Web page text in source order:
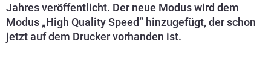
Jahres veröffentlicht. Der neue Modus wird dem
Modus „High Quality Speed“ hinzugefügt, der schon
jetzt auf dem Drucker vorhanden ist.